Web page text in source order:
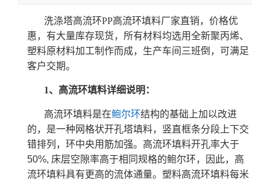
洗涤塔高流环PP高流环填料厂家直销，价格优
惠，有大量库存现货，所有材料均选用全新聚丙烯、
塑料原材料加工制作而成，生产车间三班倒，可满足
客户交期。
1、高流环填料详细说明：
高流环填料是在鲍尔环结构的基础上加以改进
的， 是一种 网格状开孔塔填料，竖直框条分段上下交
错排列，环中央用筋加强。 高流环填料开孔率大于
50%, 床层空隙率高于相同规格的鲍尔环，因此，高
流环填料具有更高的流体通量。 塑料高流环填料每米